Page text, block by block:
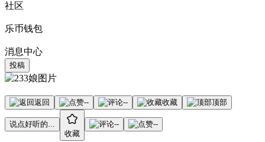
社区
乐币钱包
消息中心
投稿
返回 -- -- 收藏 顶部
说点好听的...
收藏
-- --